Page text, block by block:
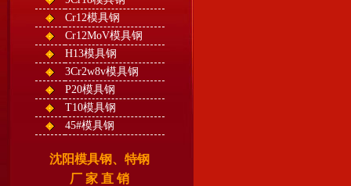
Cr12模具钢
Cr12MoV模具钢
H13模具钢
3Cr2w8v模具钢
P20模具钢
T10模具钢
45#模具钢
沈阳模具钢、特钢
厂 家 直 销